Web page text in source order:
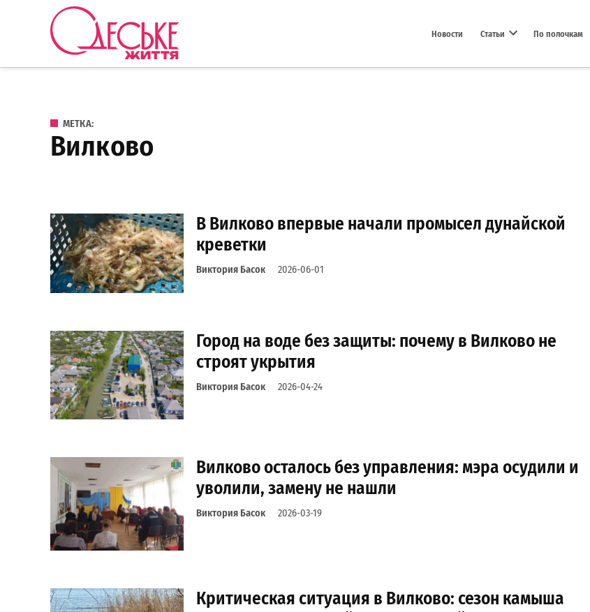
Перейти к содержанию
Новости Статьи По полочкам
МЕТКА:
Вилково
В Вилково впервые начали промысел дунайской
креветки
Виктория Басок 2026-06-01
Город на воде без защиты: почему в Вилково не
строят укрытия
Виктория Басок 2026-04-24
Вилково осталось без управления: мэра осудили и
уволили, замену не нашли
Виктория Басок 2026-03-19
Критическая ситуация в Вилково: сезон камыша